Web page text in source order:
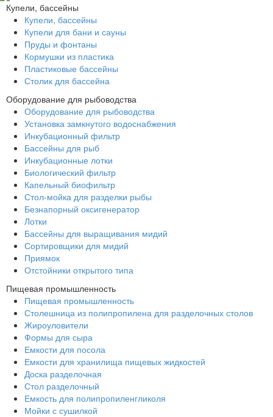
Купели, бассейны
Купели, бассейны
Купели для бани и сауны
Пруды и фонтаны
Кормушки из пластика
Пластиковые бассейны
Столик для бассейна
Оборудование для рыбоводства
Оборудование для рыбоводства
Установка замкнутого водоснабжения
Инкубационный фильтр
Бассейны для рыб
Инкубационные лотки
Биологический фильтр
Капельный биофильтр
Стол-мойка для разделки рыбы
Безнапорный оксигенератор
Лотки
Бассейны для выращивания мидий
Сортировщики для мидий
Приямок
Отстойники открытого типа
Пищевая промышленность
Пищевая промышленность
Столешница из полипропилена для разделочных столов
Жироуловители
Формы для сыра
Емкости для посола
Емкости для хранилища пищевых жидкостей
Доска разделочная
Стол разделочный
Емкость для полипропиленгликоля
Мойки с сушилкой